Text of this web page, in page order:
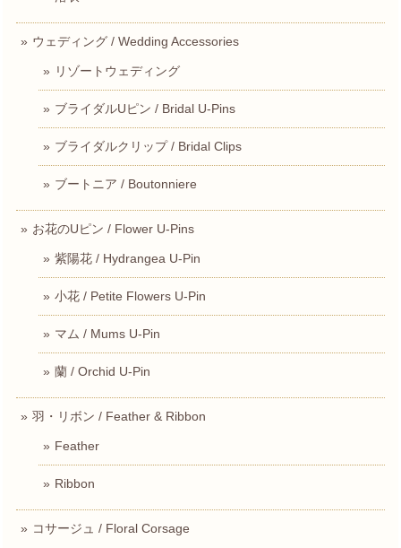
ウェディング / Wedding Accessories
リゾートウェディング
ブライダルUピン / Bridal U-Pins
ブライダルクリップ / Bridal Clips
ブートニア / Boutonniere
お花のUピン / Flower U-Pins
紫陽花 / Hydrangea U-Pin
小花 / Petite Flowers U-Pin
マム / Mums U-Pin
蘭 / Orchid U-Pin
羽・リボン / Feather & Ribbon
Feather
Ribbon
コサージュ / Floral Corsage